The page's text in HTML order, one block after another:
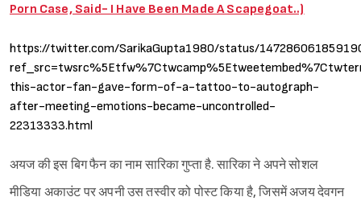
Porn Case, Said- I Have Been Made A Scapegoat..)
https://twitter.com/SarikaGupta1980/status/
this-actor-fan-gave-form-of-a-tattoo-to-autograph-
after-meeting-emotions-became-uncontrolled-
22313333.html
अयज की इस बिग फैन का नाम सारिका गुप्ता है. सारिका ने अपने सोशल
मीडिया अकाउंट पर अपनी उस तस्वीर को पोस्ट किया है, जिसमें अजय देवगन